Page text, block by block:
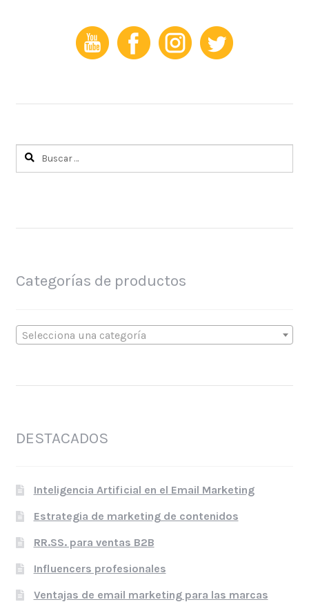
Buscar:
Categorías de productos
Selecciona una categoría
DESTACADOS
Inteligencia Artificial en el Email Marketing
Estrategia de marketing de contenidos
RR.SS. para ventas B2B
Influencers profesionales
Ventajas de email marketing para las marcas